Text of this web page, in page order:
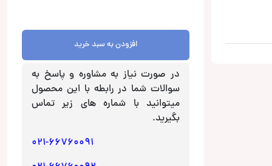
آینه‌ای
استیل
میت
Steel
(دو
افزودن به سبد خرید
در صورت نیاز به مشاوره و پاسخ به
سوالات شما در رابطه با این محصول
میتوانید با شماره های زیر تماس
بگیرید.
021-66760091